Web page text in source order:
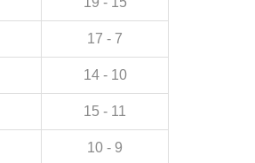
17 - 7
14 - 10
15 - 11
10 - 9